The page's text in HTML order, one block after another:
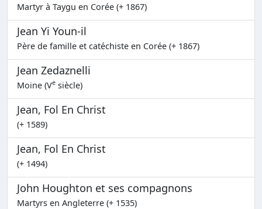
Martyr à Taygu en Corée (+ 1867)
Jean Yi Youn-il
Père de famille et catéchiste en Corée (+ 1867)
Jean Zedaznelli
Moine (Ve siècle)
Jean, Fol En Christ
(+ 1589)
Jean, Fol En Christ
(+ 1494)
John Houghton et ses compagnons
Martyrs en Angleterre (+ 1535)